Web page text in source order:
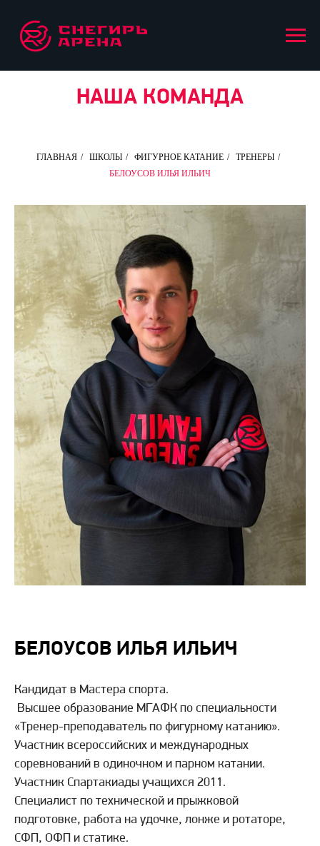
НАША КОМАНДА
ГЛАВНАЯ / ШКОЛЫ / ФИГУРНОЕ КАТАНИЕ / ТРЕНЕРЫ /
БЕЛОУСОВ ИЛЬЯ ИЛЬИЧ
БЕЛОУСОВ ИЛЬЯ ИЛЬИЧ
Кандидат в Мастера спорта.
Высшее образование МГАФК по специальности
«Тренер-преподаватель по фигурному катанию».
Участник всероссийских и международных
соревнований в одиночном и парном катании.
Участник Спартакиады учащихся 2011.
Специалист по технической и прыжковой
подготовке, работа на удочке, лонже и ротаторе,
СФП, ОФП и статике.